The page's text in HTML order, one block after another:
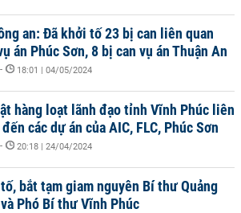
an: Đã khởi tố 23 bị can liên quan
án Phúc Sơn, 8 bị can vụ án Thuận An
- 18:01 | 04/05/2024
hàng loạt lãnh đạo tỉnh Vĩnh Phúc liên
các dự án của AIC, FLC, Phúc Sơn
- 20:18 | 24/04/2024
bắt tạm giam nguyên Bí thư Quảng
Phó Bí thư Vĩnh Phúc